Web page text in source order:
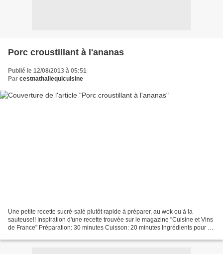
Porc croustillant à l'ananas
Publié le 12/08/2013 à 05:51
Par cestnathaliequicuisine
Une petite recette sucré-salé plutôt rapide à préparer, au wok ou à la
sauteuse!! Inspiration d'une recette trouvée sur le magazine "Cuisine et Vins
de France" Préparation: 30 minutes Cuisson: 20 minutes Ingrédients pour 6